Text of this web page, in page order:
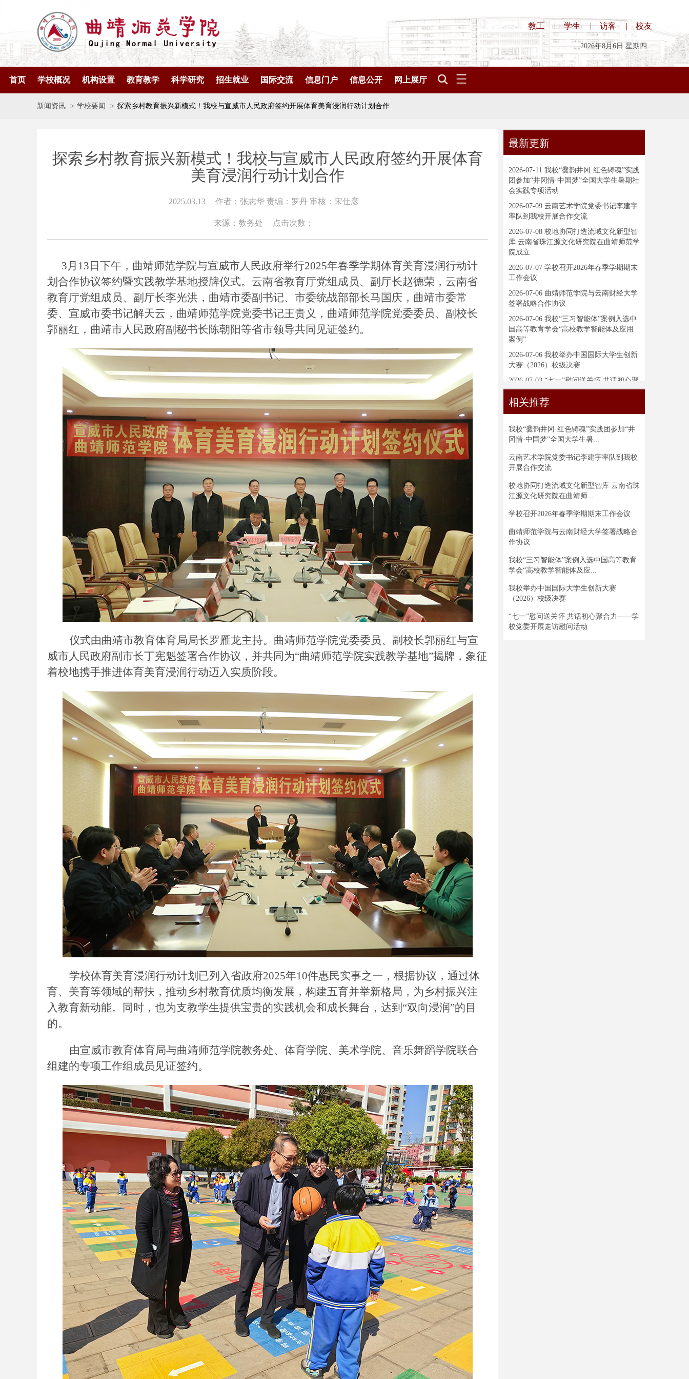
教工|学生|访客 | 校友
2026年8月6日 星期四
首页 学校概况 机构设置 教育教学 科学研究 招生就业 国际交流 信息门户 信息公开 网上展厅
新闻资讯 学校要闻 探索乡村教育振兴新模式！我校与宣威市人民政府签约开展体育美育浸润行动计划合作
探索乡村教育振兴新模式！我校与宣威市人民政府签约开展体育
美育浸润行动计划合作
2025.03.13 作者：张志华 责编：罗丹 审核：宋仕彦
来源：教务处 点击次数：
3月13日下午，曲靖师范学院与宣威市人民政府举行2025年春季学期体育美育浸润行动计
划合作协议签约暨实践教学基地授牌仪式。云南省教育厅党组成员、副厅长赵德荣，云南省
教育厅党组成员、副厅长李光洪，曲靖市委副书记、市委统战部部长马国庆，曲靖市委常
委、宣威市委书记解天云，曲靖师范学院党委书记王贵义，曲靖师范学院党委委员、副校长
郭丽红，曲靖市人民政府副秘书长陈朝阳等省市领导共同见证签约。
仪式由曲靖市教育体育局局长罗雁龙主持。曲靖师范学院党委委员、副校长郭丽红与宣
威市人民政府副市长丁宪魁签署合作协议，并共同为“曲靖师范学院实践教学基地”揭牌，象征
着校地携手推进体育美育浸润行动迈入实质阶段。
学校体育美育浸润行动计划已列入省政府2025年10件惠民实事之一，根据协议，通过体
育、美育等领域的帮扶，推动乡村教育优质均衡发展，构建五育并举新格局，为乡村振兴注
入教育新动能。同时，也为支教学生提供宝贵的实践机会和成长舞台，达到“双向浸润”的目
的。
由宣威市教育体育局与曲靖师范学院教务处、体育学院、美术学院、音乐舞蹈学院联合
组建的专项工作组成员见证签约。
最新更新
2026-07-11 我校“爨韵井冈·红色铸魂”实践
团参加“井冈情·中国梦”全国大学生暑期社
会实践专项活动
2026-07-09 云南艺术学院党委书记李建宇
率队到我校开展合作交流
2026-07-08 校地协同打造流域文化新型智
库 云南省珠江源文化研究院在曲靖师范学
院成立
2026-07-07 学校召开2026年春季学期期末
工作会议
2026-07-06 曲靖师范学院与云南财经大学
签署战略合作协议
2026-07-06 我校“三习智能体”案例入选中
国高等教育学会“高校教学智能体及应用
案例”
2026-07-06 我校举办中国国际大学生创新
大赛（2026）校级决赛
2026-07-03 “七一”慰问送关怀 共话初心聚
合力——学校党委开展走访慰问活动
相关推荐
我校“爨韵井冈·红色铸魂”实践团参加“井
冈情·中国梦”全国大学生暑...
云南艺术学院党委书记李建宇率队到我校
开展合作交流
校地协同打造流域文化新型智库 云南省珠
江源文化研究院在曲靖师...
学校召开2026年春季学期期末工作会议
曲靖师范学院与云南财经大学签署战略合
作协议
我校“三习智能体”案例入选中国高等教育
学会“高校教学智能体及应...
我校举办中国国际大学生创新大赛
（2026）校级决赛
“七一”慰问送关怀 共话初心聚合力——学
校党委开展走访慰问活动